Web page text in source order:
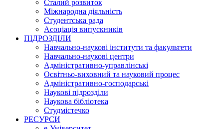
Сталий розвиток
Міжнародна діяльність
Студентська рада
Асоціація випускників
ПІДРОЗДІЛИ
Навчально-наукові інститути та факультети
Навчально-наукові центри
Адміністративно-управлінські
Освітньо-виховний та науковий процес
Адміністративно-господарські
Наукові підрозділи
Наукова бібліотека
Студмістечко
РЕСУРСИ